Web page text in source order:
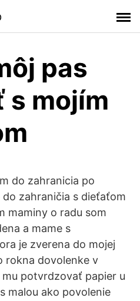
pas
s mojím
do zahranicia po
zahraničia s dieťaťom
maminy o radu som
a mame s
je zverena do mojej
rokna dovolenke v
potvrdzovať papier u
malou ako povolenie